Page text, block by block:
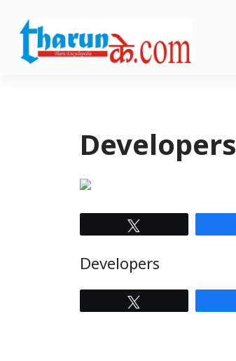
Developers
Developers